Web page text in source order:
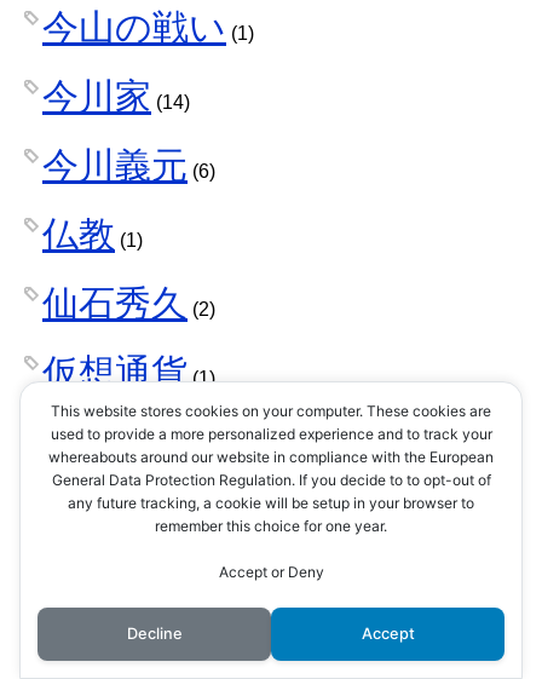
今山の戦い (1)
今川家 (14)
今川義元 (6)
仏教 (1)
仙石秀久 (2)
仮想通貨(1)
伊予国
伊東家
伊賀忍者
This website stores cookies on your computer. These cookies are
used to provide a more personalized experience and to track your
whereabouts around our website in compliance with the European
General Data Protection Regulation. If you decide to to opt-out of
any future tracking, a cookie will be setup in your browser to
remember this choice for one year.
Accept or Deny
Decline Accept